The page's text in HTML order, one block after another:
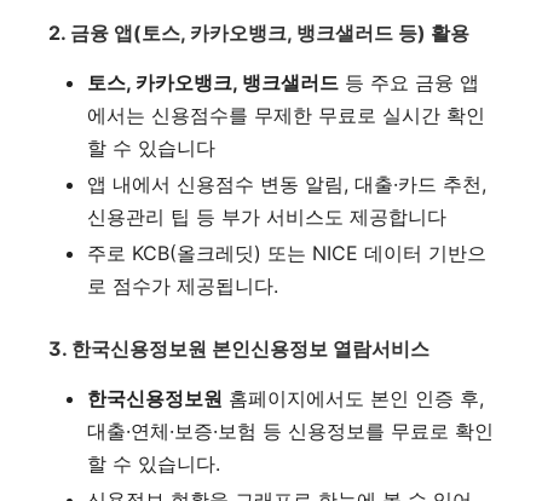
2. 금융 앱(토스, 카카오뱅크, 뱅크샐러드 등) 활용
토스, 카카오뱅크, 뱅크샐러드 등 주요 금융 앱
에서는 신용점수를 무제한 무료로 실시간 확인
할 수 있습니다
앱 내에서 신용점수 변동 알림, 대출·카드 추천,
신용관리 팁 등 부가 서비스도 제공합니다
주로 KCB(올크레딧) 또는 NICE 데이터 기반으
로 점수가 제공됩니다.
3. 한국신용정보원 본인신용정보 열람서비스
한국신용정보원 홈페이지에서도 본인 인증 후,
대출·연체·보증·보험 등 신용정보를 무료로 확인
할 수 있습니다.